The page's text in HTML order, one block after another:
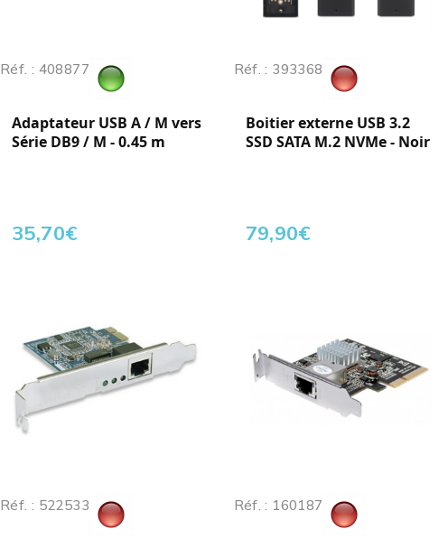
Réf. : 408877
Adaptateur USB A / M vers
Série DB9 / M - 0.45 m
35,70€
Réf. : 393368
Boitier externe USB 3.2
SSD SATA M.2 NVMe - Noir
79,90€
Réf. : 522533 Réf. : 160187